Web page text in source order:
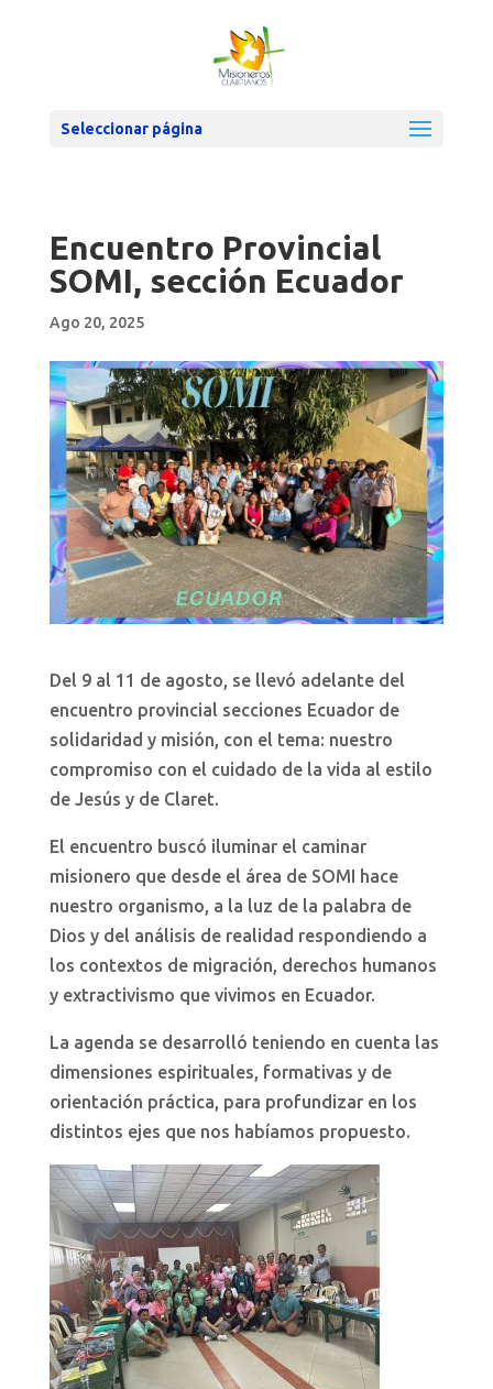
Seleccionar página
Encuentro Provincial
SOMI, sección Ecuador
Ago 20, 2025
Del 9 al 11 de agosto, se llevó adelante del
encuentro provincial secciones Ecuador de
solidaridad y misión, con el tema: nuestro
compromiso con el cuidado de la vida al estilo
de Jesús y de Claret.
El encuentro buscó iluminar el caminar
misionero que desde el área de SOMI hace
nuestro organismo, a la luz de la palabra de
Dios y del análisis de realidad respondiendo a
los contextos de migración, derechos humanos
y extractivismo que vivimos en Ecuador.
La agenda se desarrolló teniendo en cuenta las
dimensiones espirituales, formativas y de
orientación práctica, para profundizar en los
distintos ejes que nos habíamos propuesto.